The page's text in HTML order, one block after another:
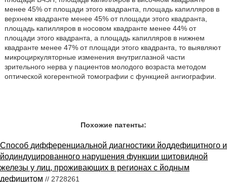
менее 45% от площади этого квадранта, площадь капилляров в
верхнем квадранте менее 45% от площади этого квадранта,
площадь капилляров в носовом квадранте менее 44% от
площади этого квадранта, а площадь капилляров в нижнем
квадранте менее 47% от площади этого квадранта, то выявляют
микроциркуляторные изменения внутриглазной части
зрительного нерва у пациентов молодого возраста методом
оптической когерентной томографии с функцией ангиографии.
Похожие патенты:
Способ дифференциальной диагностики йоддефицитного и
йодиндуцированного нарушения функции щитовидной
железы у лиц, проживающих в регионах с йодным
дефицитом // 2728261